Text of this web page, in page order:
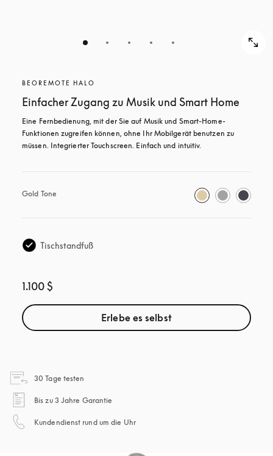
BEOREMOTE HALO
Einfacher Zugang zu Musik und Smart Home
Eine Fernbedienung, mit der Sie auf Musik und Smart-Home-
Funktionen zugreifen können, ohne Ihr Mobilgerät benutzen zu
müssen. Integrierter Touchscreen. Einfach und intuitiv.
Gold Tone
Tischstandfuß
1.100 $
Erlebe es selbst
30 Tage testen
Bis zu 3 Jahre Garantie
Kundendienst rund um die Uhr